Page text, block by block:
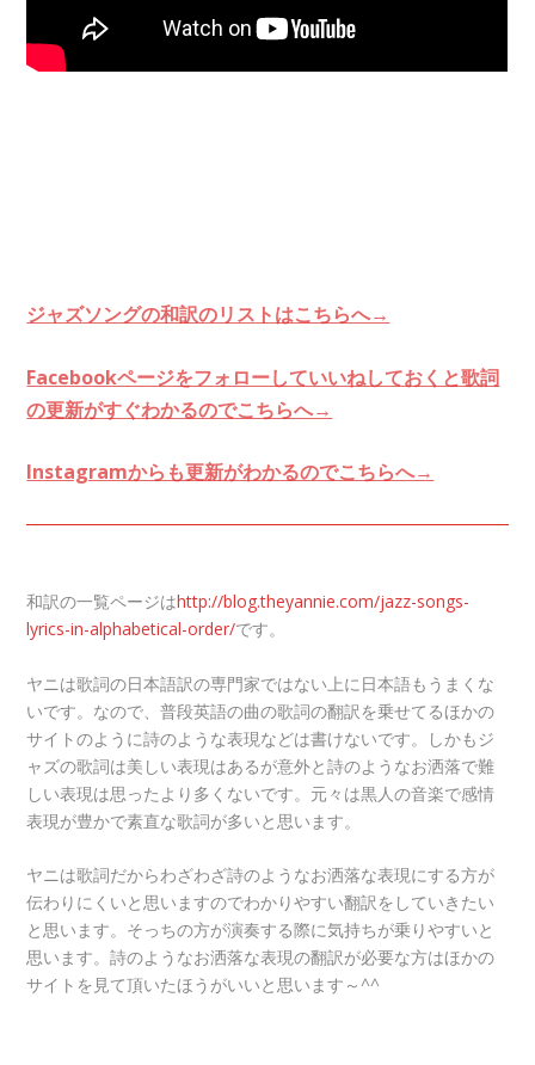
ジャズソングの和訳のリストはこちらへ→
Facebookページをフォローしていいねしておくと歌詞
の更新がすぐわかるのでこちらへ→
Instagramからも更新がわかるのでこちらへ→
和訳の一覧ページはhttp://blog.theyannie.com/jazz-songs-
lyrics-in-alphabetical-order/です。
ヤニは歌詞の日本語訳の専門家ではない上に日本語もうまくな
いです。なので、普段英語の曲の歌詞の翻訳を乗せてるほかの
サイトのように詩のような表現などは書けないです。しかもジ
ャズの歌詞は美しい表現はあるが意外と詩のようなお洒落で難
しい表現は思ったより多くないです。元々は黒人の音楽で感情
表現が豊かで素直な歌詞が多いと思います。
ヤニは歌詞だからわざわざ詩のようなお洒落な表現にする方が
伝わりにくいと思いますのでわかりやすい翻訳をしていきたい
と思います。そっちの方が演奏する際に気持ちが乗りやすいと
思います。詩のようなお洒落な表現の翻訳が必要な方はほかの
サイトを見て頂いたほうがいいと思います～^^